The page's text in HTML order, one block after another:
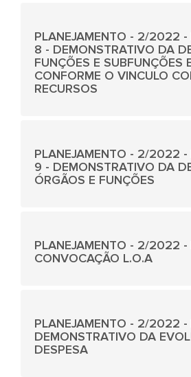
PLANEJAMENTO - 2/2022 -
8 - DEMONSTRATIVO DA
FUNÇÕES E SUBFUNÇÕES
CONFORME O VINCULO
RECURSOS
PLANEJAMENTO - 2/2022 -
9 - DEMONSTRATIVO DA
ÓRGÃOS E FUNÇÕES
PLANEJAMENTO - 2/2022 -
CONVOCAÇÃO L.O.A
PLANEJAMENTO - 2/2022 -
DEMONSTRATIVO DA
DESPESA